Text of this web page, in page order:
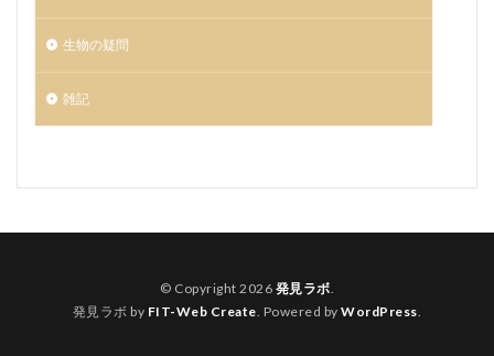
生物の疑問
雑記
© Copyright 2026 発見ラボ.
発見ラボ by FIT-Web Create. Powered byWordPress.